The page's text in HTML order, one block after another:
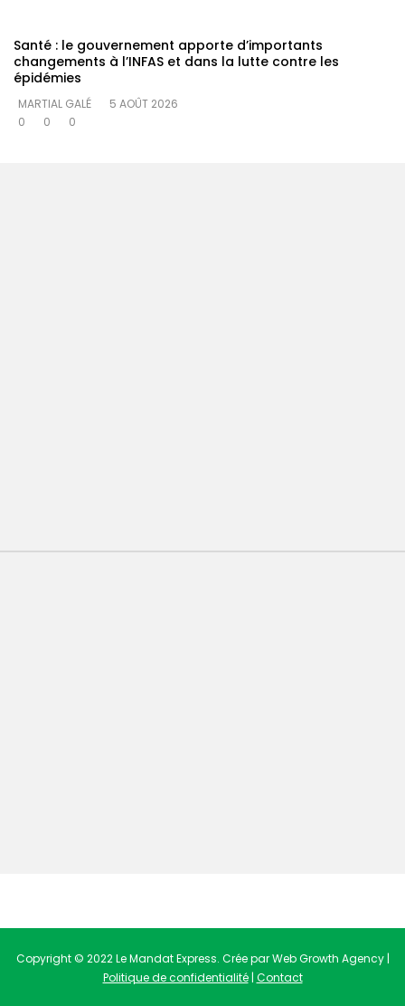
Santé : le gouvernement apporte d’importants
changements à l’INFAS et dans la lutte contre les
épidémies
MARTIAL GALÉ
5 AOÛT 2026
0
0 0
Copyright © 2022 Le Mandat Express. Crée par Web Growth Agency |
Politique de confidentialité| Contact